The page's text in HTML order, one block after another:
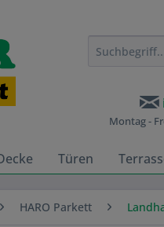
Montag -
Türen
HARO Parkett